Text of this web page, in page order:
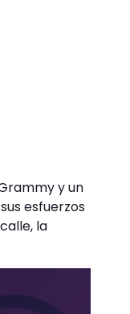
y un
esfuerzos
la